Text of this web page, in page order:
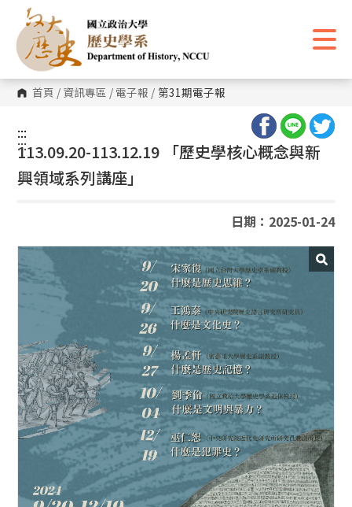
主
要
內
區
塊 首頁 / 資訊專區 / 電子報 / 第31期電子報
:::
:::
113.09.20-113.12.19 「歷史學核心概念與新
興領域系列講座」
日期：2025-01-24